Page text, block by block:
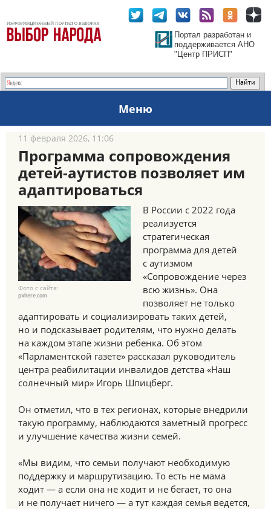
Портал разработан и
поддерживается АНО
"Центр ПРИСП"
Меню
11 февраля 2026, 11:06
Программа сопровождения
детей-аутистов позволяет им
адаптироваться
Фото с сайта:
pxhere.com
В России с 2022 года
реализуется
стратегическая
программа для детей
с аутизмом
«Сопровождение через
всю жизнь». Она
позволяет не только
адаптировать и социализировать таких детей,
но и подсказывает родителям, что нужно делать
на каждом этапе жизни ребенка. Об этом
«Парламентской газете» рассказал руководитель
центра реабилитации инвалидов детства «Наш
солнечный мир» Игорь Шпицберг.
Он отметил, что в тех регионах, которые внедрили
такую программу, наблюдаются заметный прогресс
и улучшение качества жизни семей.
«Мы видим, что семьи получают необходимую
поддержку и маршрутизацию. То есть не мама
ходит — а если она не ходит и не бегает, то она
и не получает ничего — а тут каждая семья ведется,